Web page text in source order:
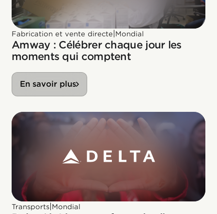
Fabrication et vente directe Mondial
Amway : Célébrer chaque jour les
moments qui comptent
En savoir plus
Transports Mondial